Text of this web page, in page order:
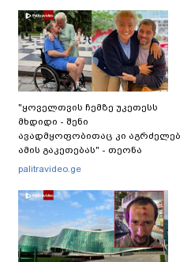
"ყოველთვის ჩემზე უკეთესს
მხდიდი - შენი
ავადმყოფობითაც კი აგრძელებ
ამის გაკეთებას" - თეონა
კონტრიძე მეუღლეს ემოციურ
palitravideo.ge